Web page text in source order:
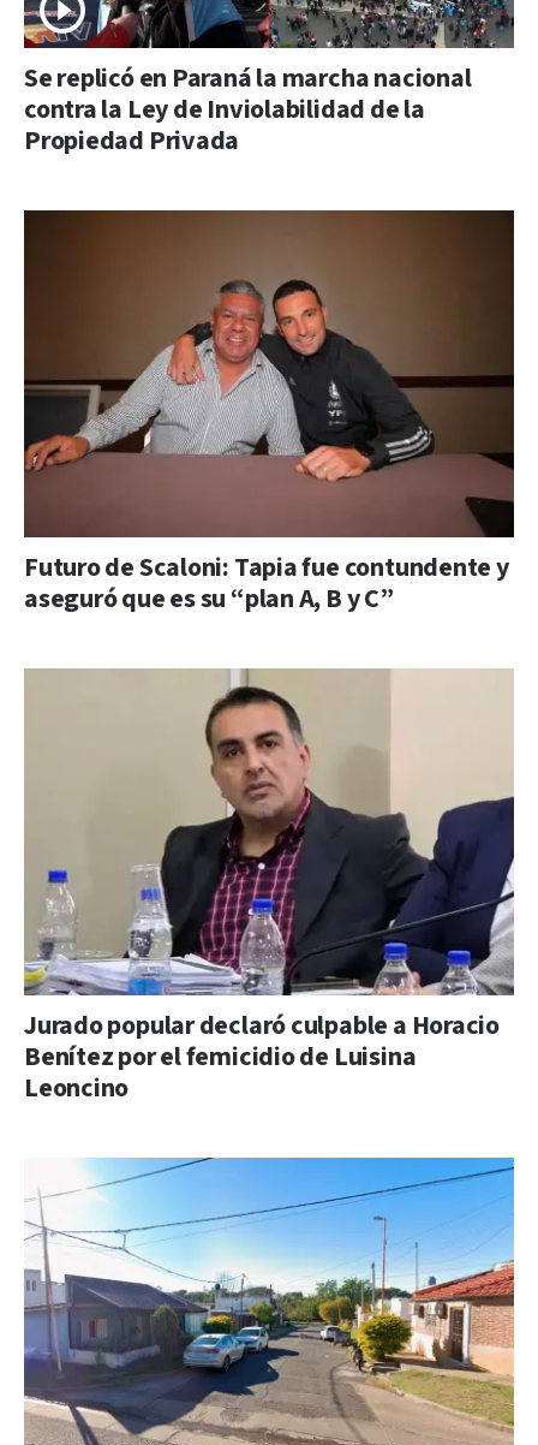
Se replicó en Paraná la marcha nacional
contra la Ley de Inviolabilidad de la
Propiedad Privada
Futuro de Scaloni: Tapia fue contundente y
aseguró que es su “plan A, B y C”
Jurado popular declaró culpable a Horacio
Benítez por el femicidio de Luisina
Leoncino